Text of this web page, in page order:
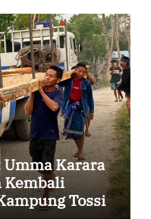
Umma Karara
Kembali
Tossi